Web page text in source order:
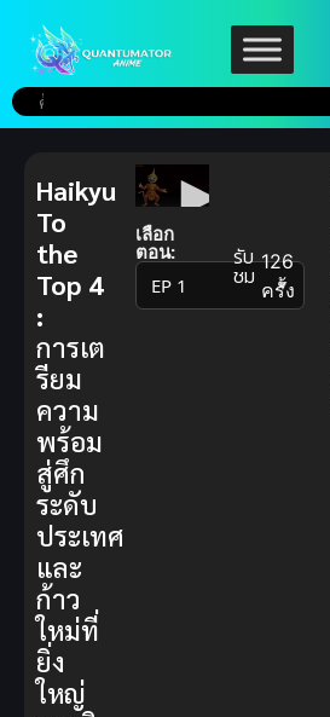
เลือก
ตอน:
▼
รับ
ชม 126
ครั้ง
Haikyu
To
the
Top 4
:
การเต
รียม
ความ
พร้อม
สู่ศึก
ระดับ
ประเทศ
และ
ก้าว
ใหม่ที่
ยิ่ง
ใหญ่